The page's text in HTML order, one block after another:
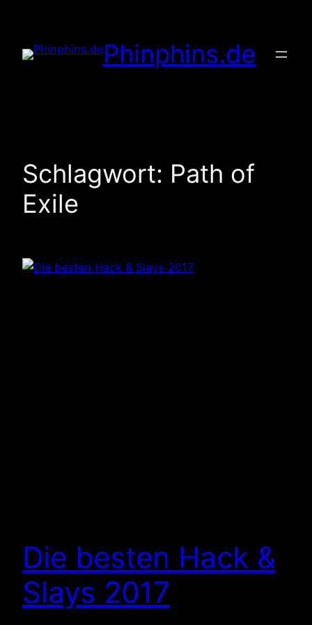
springen
Phinphins.de
Schlagwort: Path of
Exile
Die besten Hack &
Slays 2017